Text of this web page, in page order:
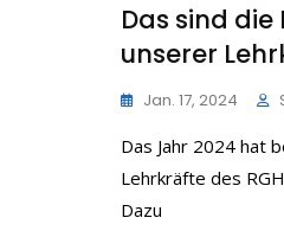
Das sind
unserer
Jan. 17, 2024
Das Jahr 2024 hat
Lehrkräfte des
Dazu